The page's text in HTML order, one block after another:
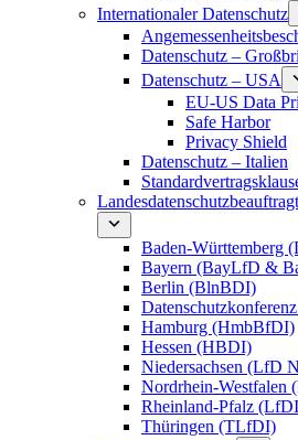
Internationaler Datenschutz
Datenschutz –
Datenschutz – USA
EU-US Data
Safe Harbor
Privacy Shield
Datenschutz – Italien
Baden-Württemberg
Bayern (BayLfD &
Berlin (BlnBDI)
Hamburg (HmbBfDI)
Hessen (HBDI)
Niedersachsen (LfD
Nordrhein-Westfalen
Rheinland-Pfalz
Thüringen (TLfDI)